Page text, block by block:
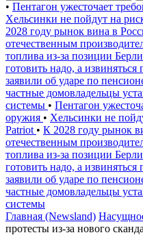
• Пентагон ужесточает
Хельсинки не пойдут на
2028 году рынок вина в
отечественным
топлива из-за позиции
готовить надо, а
заявили об ударе по
частные домовладельцы
системы • Пентагон
оружия • Хельсинки не
Patriot • К 2028 году рынок
отечественным
топлива из-за позиции
готовить надо, а
заявили об ударе по
частные домовладельцы
системы
Главная (Newsland)
протесты из-за нового